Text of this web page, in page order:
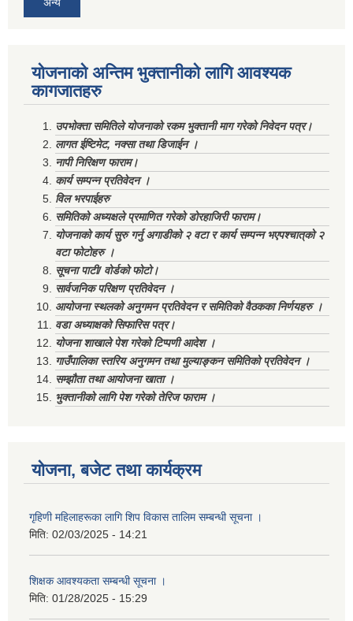
योजनाको अन्तिम भुक्तानीको लागि आवश्यक
कागजातहरु
उपभोक्ता समितिले योजनाको रकम भुक्तानी माग गरेको निवेदन पत्र।
लागत ईष्टिमेट, नक्सा तथा डिजाईन ।
नापी निरिक्षण फाराम।
कार्य सम्पन्न प्रतिवेदन ।
विल भरपाईहरु
समितिको अध्यक्षले प्रमाणित गरेको डोरहाजिरी फाराम।
योजनाको कार्य सुरु गर्नु अगाडीको २ वटा र कार्य सम्पन्न भएपश्चात्‌को २
वटा फोटोहरु ।
सूचना पाटी/ वोर्डको फोटो।
सार्वजनिक परिक्षण प्रतिवेदन ।
आयोजना स्थलको अनुगमन प्रतिवेदन र समितिको वैठकका निर्णयहरु ।
वडा अध्याक्षको सिफारिस पत्र।
योजना शाखाले पेश गरेको टिप्पणी आदेश ।
गाउँपालिका स्तरिय अनुगमन तथा मुल्याङ्कन समितिको प्रतिवेदन ।
सम्झौता तथा आयोजना खाता ।
भुक्तानीको लागि पेश गरेको तेरिज फाराम ।
योजना, बजेट तथा कार्यक्रम
गृहिणी महिलाहरूका लागि शिप विकास तालिम सम्बन्धी सूचना ‌।
मिति: 02/03/2025 - 14:21
शिक्षक आवश्यकता सम्बन्धी सूचना ।
मिति: 01/28/2025 - 15:29